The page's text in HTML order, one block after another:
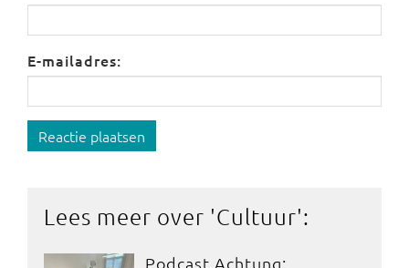
E-mailadres:
Reactie plaatsen
Lees meer over 'Cultuur':
Podcast Achtung: